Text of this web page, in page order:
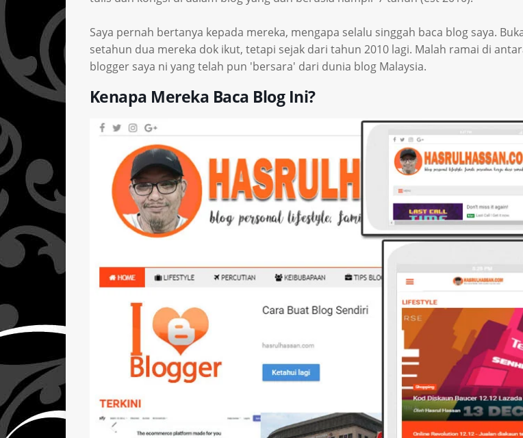
Saya pernah bertanya kepada mereka, mengapa selalu singgah baca blog saya.
setahun dua mereka dok ikut, tetapi sejak dari tahun 2010 lagi. Malah ramai di
blogger saya ni yang telah pun 'bersara' dari dunia blog Malaysia.
Kenapa Mereka Baca Blog Ini?